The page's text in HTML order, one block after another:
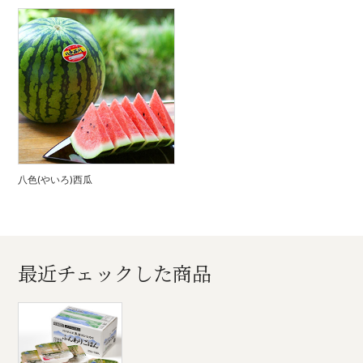
八色(やいろ)西瓜
最近チェックした商品